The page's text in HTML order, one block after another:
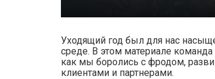
Уходящий год был для нас
среде. В этом материале команда
как мы боролись с фродом,
клиентами и партнерами.